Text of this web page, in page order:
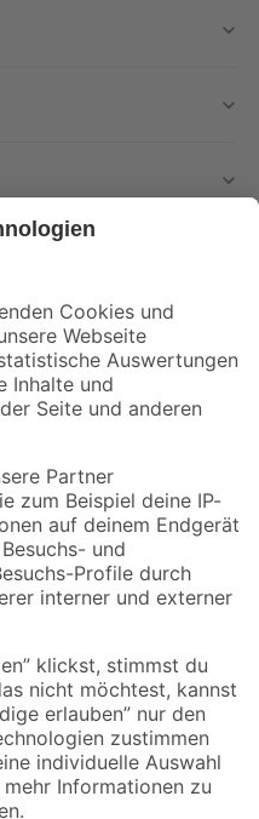
Aktionen mehr verpassen!